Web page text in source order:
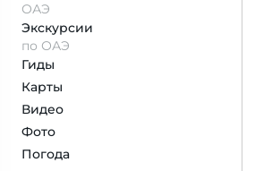
ОАЭ
Экскурсии
по ОАЭ
Гиды
Карты
Видео
Фото
Погода